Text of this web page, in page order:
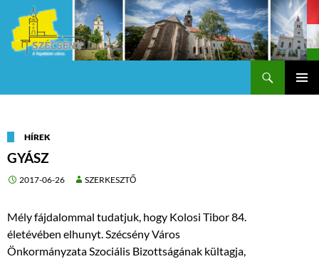
HÍREK
GYÁSZ
2017-06-26 SZERKESZTŐ
Mély fájdalommal tudatjuk, hogy Kolosi Tibor 84.
életévében elhunyt. Szécsény Város
Önkormányzata Szociális Bizottságának kültagja,